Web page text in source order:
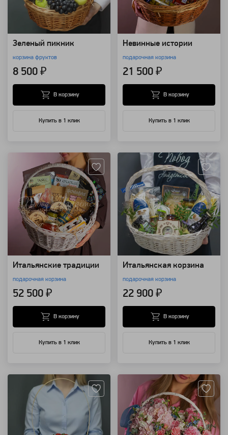
Зеленый пикник
корзина фруктов
8 500 ₽
Купить в 1 клик
В корзину
Невинные истории
подарочная корзина
21 500 ₽
Купить в 1 клик
В корзину
Итальянские традиции
подарочная корзина
52 500 ₽
Купить в 1 клик
В корзину
Итальянская корзина
подарочная корзина
22 900 ₽
Купить в 1 клик
В корзину